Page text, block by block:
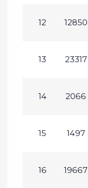
12 12850
13 23317
14 2066
15 1497
16 19667